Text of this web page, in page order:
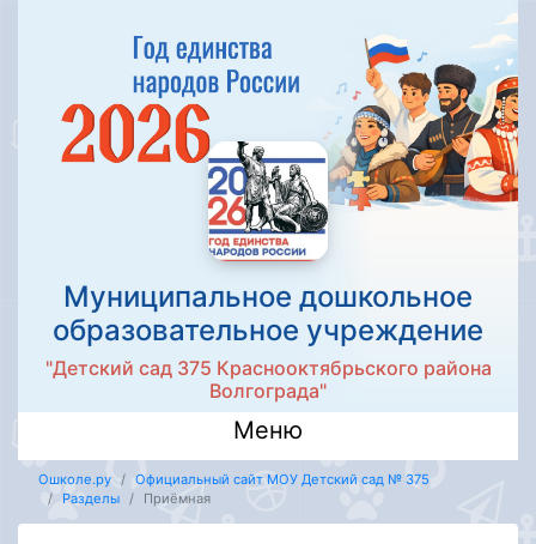
Муниципальное дошкольное
образовательное учреждение
"Детский сад 375 Краснооктябрьского района
Волгограда"
Меню
Ошколе.ру
Официальный сайт МОУ Детский сад № 375
Разделы
Приёмная